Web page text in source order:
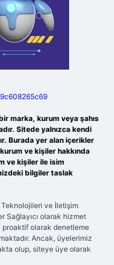
marka, kurum veya şahıs
Sitede yalnızca kendi
Burada yer alan içerikler
ve kişiler hakkında
ve kişiler ile isim
bilgiler taslak
Teknolojileri ve İletişim
Sağlayıcı olarak hizmet
olarak denetleme
Ancak, üyelerimiz
olup, siteye üye olarak